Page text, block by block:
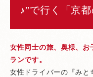
♪”で行く「京都
女性同士の旅、奥様、お
ランです。
女性ドライバーの『みと